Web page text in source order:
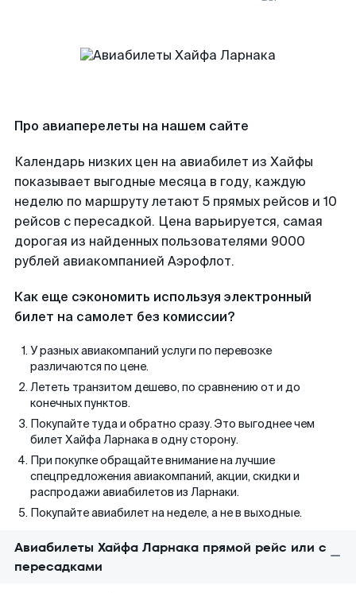
Про авиаперелеты на нашем сайте
Календарь низких цен на авиабилет из Хайфы
показывает выгодные месяца в году, каждую
неделю по маршруту летают 5 прямых рейсов и 10
рейсов с пересадкой. Цена варьируется, самая
дорогая из найденных пользователями 9000
рублей авиакомпанией Аэрофлот.
Как еще сэкономить используя электронный
билет на самолет без комиссии?
У разных авиакомпаний услуги по перевозке
различаются по цене.
Лететь транзитом дешево, по сравнению от и до
конечных пунктов.
Покупайте туда и обратно сразу. Это выгоднее чем
билет Хайфа Ларнака в одну сторону.
При покупке обращайте внимание на лучшие
спецпредложения авиакомпаний, акции, скидки и
распродажи авиабилетов из Ларнаки.
Покупайте авиабилет на неделе, а не в выходные.
Авиабилеты Хайфа Ларнака прямой рейс или с
пересадками